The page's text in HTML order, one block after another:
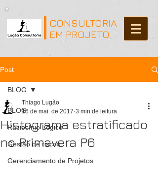
CONSULTORIA
EM PROJETO
Post
BLOG
Raciocínio Lógico
Gestão de riscos
Gerenciamento de Projetos
BLOG
Histograma estratificado
no Primavera P6
Thiago Lugão
16 de mai. de 2017 3 min de leitura